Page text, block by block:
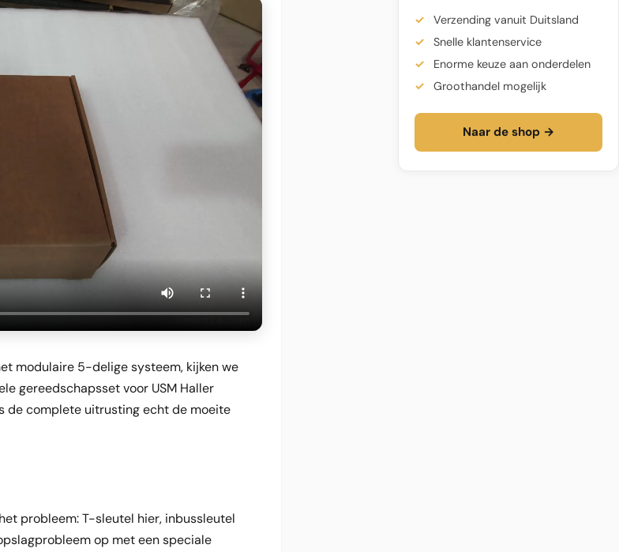
modulaire 5-delige systeem, kijken we
gereedschapsset voor USM Haller
de complete uitrusting echt de moeite
probleem: T-sleutel hier, inbussleutel
op met een speciale
Verzending vanuit Duitsland
Snelle klantenservice
Enorme keuze aan onderdelen
Groothandel mogelijk
Naar de shop →